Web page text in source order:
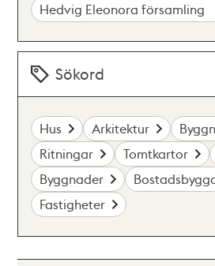
Hedvig Eleonora församling
Sökord
Hus Arkitektur
Ritningar
Tomtkartor
Byggnader
Fastigheter